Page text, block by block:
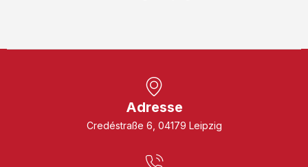
Adresse
Credéstraße 6, 04179 Leipzig